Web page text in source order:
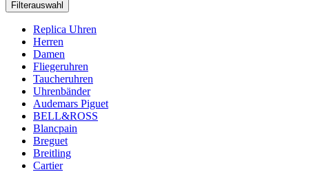
Filterauswahl
Replica Uhren
Herren
Damen
Fliegeruhren
Taucheruhren
Uhrenbänder
Audemars Piguet
BELL&ROSS
Blancpain
Breguet
Breitling
Cartier